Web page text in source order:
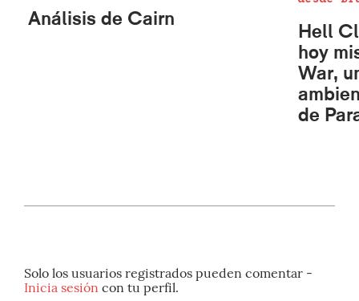
Análisis de Cairn
Hell
hoy
War,
de
Solo los usuarios registrados pueden comentar -
Inicia sesión con tu perfil.